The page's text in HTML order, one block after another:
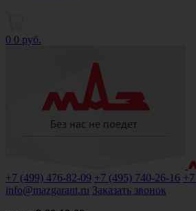
0 0 руб.
+7 (499) 476-82-09 +7 (495) 740-26-16
info@mazgarant.ru Заказать звонок